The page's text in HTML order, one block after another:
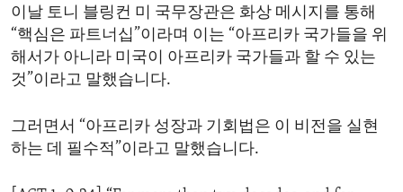
이날 토니 블링컨 미 국무장관은 화상 메시지를 통해
“핵심은 파트너십”이라며 이는 “아프리카 국가들을 위
해서가 아니라 미국이 아프리카 국가들과 할 수 있는
것”이라고 말했습니다.
그러면서 “아프리카 성장과 기회법은 이 비전을 실현
하는 데 필수적”이라고 말했습니다.